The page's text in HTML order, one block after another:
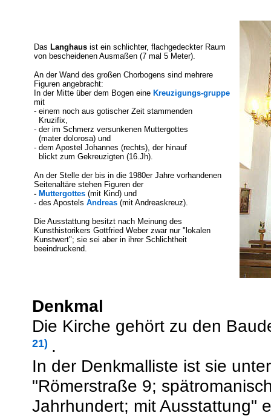
Das Langhaus ist ein schlichter, flachgedeckter Raum
von bescheidenen Ausmaßen (7 mal 5 Meter).
An der Wand des großen Chorbogens sind mehrere
Figuren angebracht:
In der Mitte über dem Bogen eine Kreuzigungs-gruppe
mit
- einem noch aus gotischer Zeit stammenden
Kruzifix,
- der im Schmerz versunkenen Muttergottes
(mater dolorosa) und
- dem Apostel Johannes (rechts), der hinauf
blickt zum Gekreuzigten (16.Jh).
An der Stelle der bis in die 1980er Jahre vorhandenen
Seitenaltäre stehen Figuren der
- Muttergottes (mit Kind) und
- des Apostels Andreas (mit Andreaskreuz).
Die Ausstattung besitzt nach Meinung des
Kunsthistorikers Gottfried Weber zwar nur "lokalen
Kunstwert"; sie sei aber in ihrer Schlichtheit
beeindruckend.
Denkmal
Die Kirche gehört zu den
21) .
In der Denkmalliste ist sie
"Römerstraße 9;
Jahrhundert; mit Ausstattung"